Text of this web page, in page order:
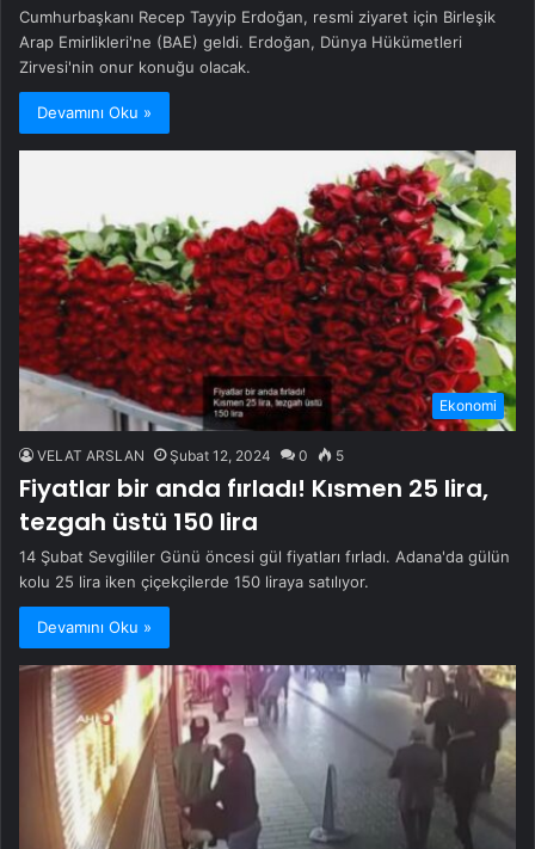
Cumhurbaşkanı Recep Tayyip Erdoğan, resmi ziyaret için Birleşik
Arap Emirlikleri'ne (BAE) geldi. Erdoğan, Dünya Hükümetleri
Zirvesi'nin onur konuğu olacak.
Devamını Oku »
Ekonomi
VELAT ARSLAN Şubat 12, 2024 0 5
Fiyatlar bir anda fırladı! Kısmen 25 lira,
tezgah üstü 150 lira
14 Şubat Sevgililer Günü öncesi gül fiyatları fırladı. Adana'da gülün
kolu 25 lira iken çiçekçilerde 150 liraya satılıyor.
Devamını Oku »